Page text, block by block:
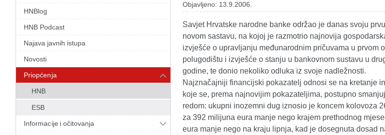
HNBlog
HNB Podcast
Najava javnih istupa
Novosti
Priopćenja
HNB
ESB
Informacije i očitovanja
Objavljeno: 13.9.2006.
Savjet Hrvatske narodne banke održao je danas svoju
novom sastavu, na kojoj je razmotrio najnovija
izvješće o upravljanju međunarodnim pričuvama u prvom
polugodištu i izvješće o stanju u bankovnom sustavu u
godine, te donio nekoliko odluka iz svoje nadležnosti.
Najznačajniji financijski pokazatelj odnosi se na kretanje
koje se, prema najnovijim pokazateljima, postupno
redom: ukupni inozemni dug iznosio je koncem kolovoza
za 392 milijuna eura manje nego krajem prethodnog
eura manje nego na kraju lipnja, kad je dosegnuta dosad